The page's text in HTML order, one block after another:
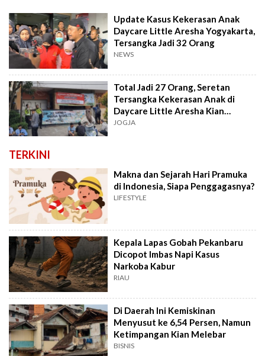
Update Kasus Kekerasan Anak
Daycare Little Aresha Yogyakarta,
Tersangka Jadi 32 Orang
NEWS
Total Jadi 27 Orang, Seretan
Tersangka Kekerasan Anak di
Daycare Little Aresha Kian
Panjang
JOGJA
TERKINI
Makna dan Sejarah Hari Pramuka
di Indonesia, Siapa Penggagasnya?
LIFESTYLE
Kepala Lapas Gobah Pekanbaru
Dicopot Imbas Napi Kasus
Narkoba Kabur
RIAU
Di Daerah Ini Kemiskinan
Menyusut ke 6,54 Persen, Namun
Ketimpangan Kian Melebar
BISNIS